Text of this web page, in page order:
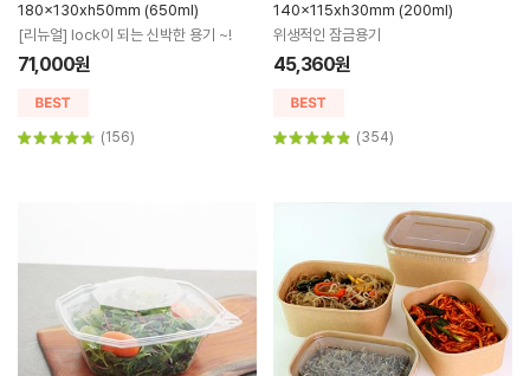
180x130xh50mm (650ml)
[리뉴얼] lock이 되는 신박한 용기 ~!
71,000원
(156)
140x115xh30mm (200ml)
위생적인 잠금용기
45,360원
(354)